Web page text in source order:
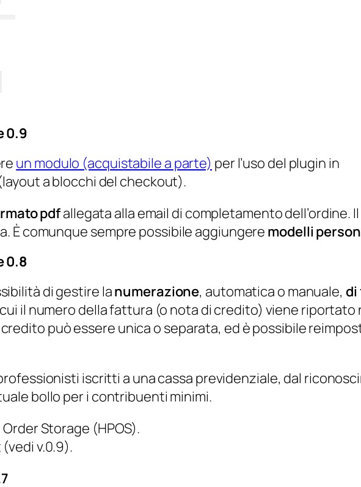
0.9
un modulo (acquistabile a parte) per l’uso del plugin in
a blocchi del checkout).
pdfallegata alla email di completamento dell’ordine.
È comunque sempre possibile aggiungere modelli
0.8
di gestire lanumerazione, automatica o manuale, di
il numero della fattura (o nota di credito) viene riportato
può essere unica o separata, ed è possibile
iscritti a una cassa previdenziale, dal
bollo per i contribuenti minimi.
Storage (HPOS).
v.0.9).